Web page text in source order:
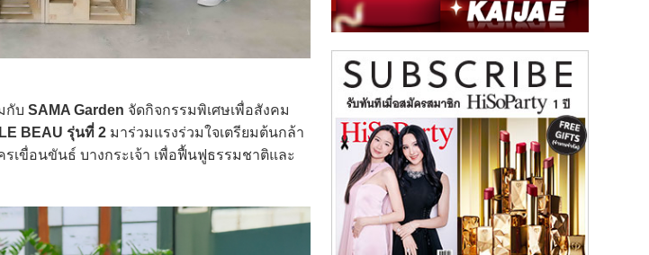
กับ SAMA Garden จัดกิจกรรมพิเศษเพื่อสังคม
BEAU รุ่นที่ 2 มาร่วมแรงร่วมใจเตรียมต้นกล้า
ขื่อนขันธ์ บางกระเจ้า เพื่อฟื้นฟูธรรมชาติและ